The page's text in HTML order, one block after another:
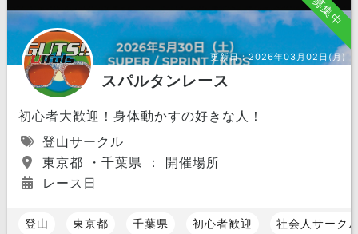
募集中
更新日：2026年03月02日(月)
スパルタンレース
初心者大歓迎！身体動かすの好きな人！
登山サークル
東京都 ・千葉県 ： 開催場所
レース日
登山 東京都 千葉県 初心者歓迎 社会人サーク